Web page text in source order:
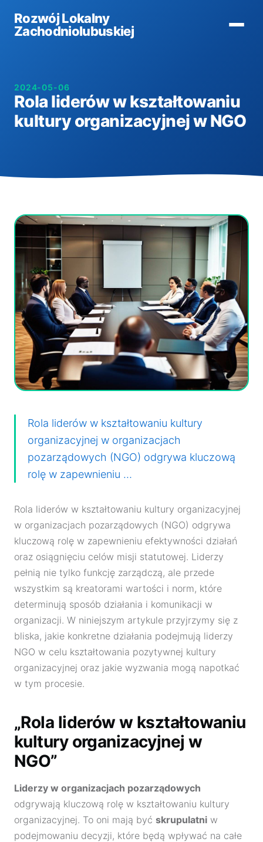
Rozwój Lokalny
Zachodniolubuskiej
2024-05-06
Rola liderów w kształtowaniu
kultury organizacyjnej w NGO
Rola liderów w kształtowaniu kultury
organizacyjnej w organizacjach
pozarządowych (NGO) odgrywa kluczową
rolę w zapewnieniu …
Rola liderów w kształtowaniu kultury organizacyjnej
w organizacjach pozarządowych (NGO) odgrywa
kluczową rolę w zapewnieniu efektywności działań
oraz osiągnięciu celów misji statutowej. Liderzy
pełnią nie tylko funkcję zarządczą, ale przede
wszystkim są kreatorami wartości i norm, które
determinują sposób działania i komunikacji w
organizacji. W niniejszym artykule przyjrzymy się z
bliska, jakie konkretne działania podejmują liderzy
NGO w celu kształtowania pozytywnej kultury
organizacyjnej oraz jakie wyzwania mogą napotkać
w tym procesie.
„Rola liderów w kształtowaniu
kultury organizacyjnej w
NGO”
Liderzy w organizacjach pozarządowych
odgrywają kluczową rolę w kształtowaniu kultury
organizacyjnej. To oni mają być skrupulatni w
podejmowaniu decyzji, które będą wpływać na całe